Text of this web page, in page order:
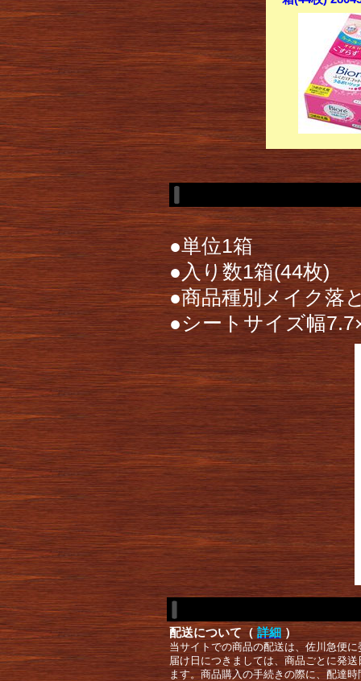
●単位1箱
●入り数1箱(44枚)
●商品種別メイク落
●シートサイズ幅
配送について（ 詳細 ）
当サイトでの商品の配送は、佐川急便
届け日につきましては、商品ごとに発
ます。商品購入の手続きの際に、配達